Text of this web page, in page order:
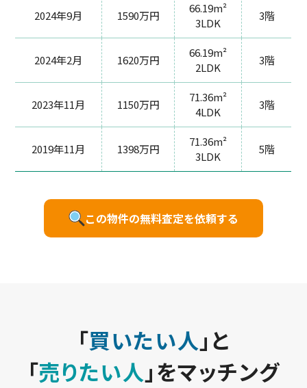
2024年9月 1590万円
66.19m²
3LDK
3階
2024年2月 1620万円
66.19m²
2LDK
3階
2023年11月 1150万円
71.36m²
4LDK
3階
2019年11月 1398万円
71.36m²
3LDK
5階
この物件の無料査定を依頼する
「買いたい人」と
「売りたい人」をマッチング